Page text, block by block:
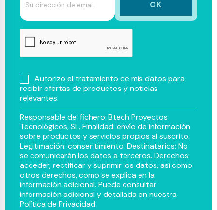
Autorizo el tratamiento de mis datos para
recibir ofertas de productos y noticias
relevantes.
Responsable del fichero: Btech Proyectos
Tecnológicos, SL. Finalidad: envío de información
sobre productos y servicios propios al suscrito.
Legitimación: consentimiento. Destinatarios: No
se comunicarán los datos a terceros. Derechos:
acceder, rectificar y suprimir los datos, así como
otros derechos, como se explica en la
información adicional. Puede consultar
información adicional y detallada en nuestra
Política de Privacidad